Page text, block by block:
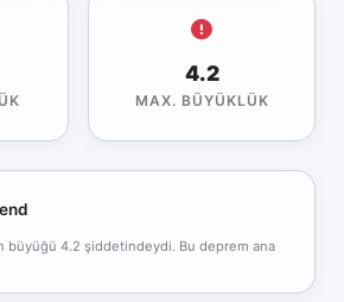
4.2
MAX. BÜYÜKLÜK
büyüğü 4.2 şiddetindeydi. Bu deprem ana